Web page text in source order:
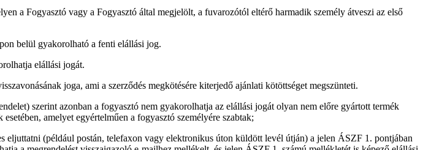
a Fogyasztó vagy a Fogyasztó által megjelölt, a fuvarozótól eltérő harmadik személy átveszi az első
belül gyakorolható a fenti elállási jog.
elállási jogát.
joga, ami a szerződés megkötésére kiterjedő ajánlati kötöttséget megszünteti.
szerint azonban a fogyasztó nem gyakorolhatja az elállási jogát olyan nem előre gyártott termék
amelyet egyértelműen a fogyasztó személyére szabtak;
(például postán, telefaxon vagy elektronikus úton küldött levél útján) a jelen ÁSZF 1. pontjában